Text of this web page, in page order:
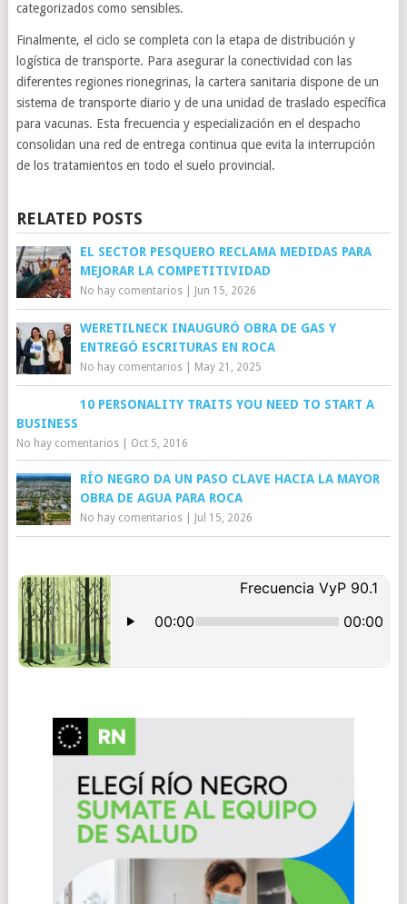
categorizados como sensibles.
Finalmente, el ciclo se completa con la etapa de distribución y
logística de transporte. Para asegurar la conectividad con las
diferentes regiones rionegrinas, la cartera sanitaria dispone de un
sistema de transporte diario y de una unidad de traslado específica
para vacunas. Esta frecuencia y especialización en el despacho
consolidan una red de entrega continua que evita la interrupción
de los tratamientos en todo el suelo provincial.
RELATED POSTS
EL SECTOR PESQUERO RECLAMA MEDIDAS PARA
MEJORAR LA COMPETITIVIDAD
No hay comentarios| Jun 15, 2026
WERETILNECK INAUGURÓ OBRA DE GAS Y
ENTREGÓ ESCRITURAS EN ROCA
No hay comentarios| May 21, 2025
10 PERSONALITY TRAITS YOU NEED TO START A
BUSINESS
No hay comentarios| Oct 5, 2016
RÍO NEGRO DA UN PASO CLAVE HACIA LA MAYOR
OBRA DE AGUA PARA ROCA
No hay comentarios| Jul 15, 2026